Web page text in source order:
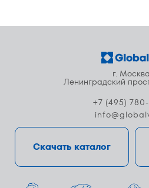
Скачать каталог
г.
Ленинградский
+7 (495) 780-